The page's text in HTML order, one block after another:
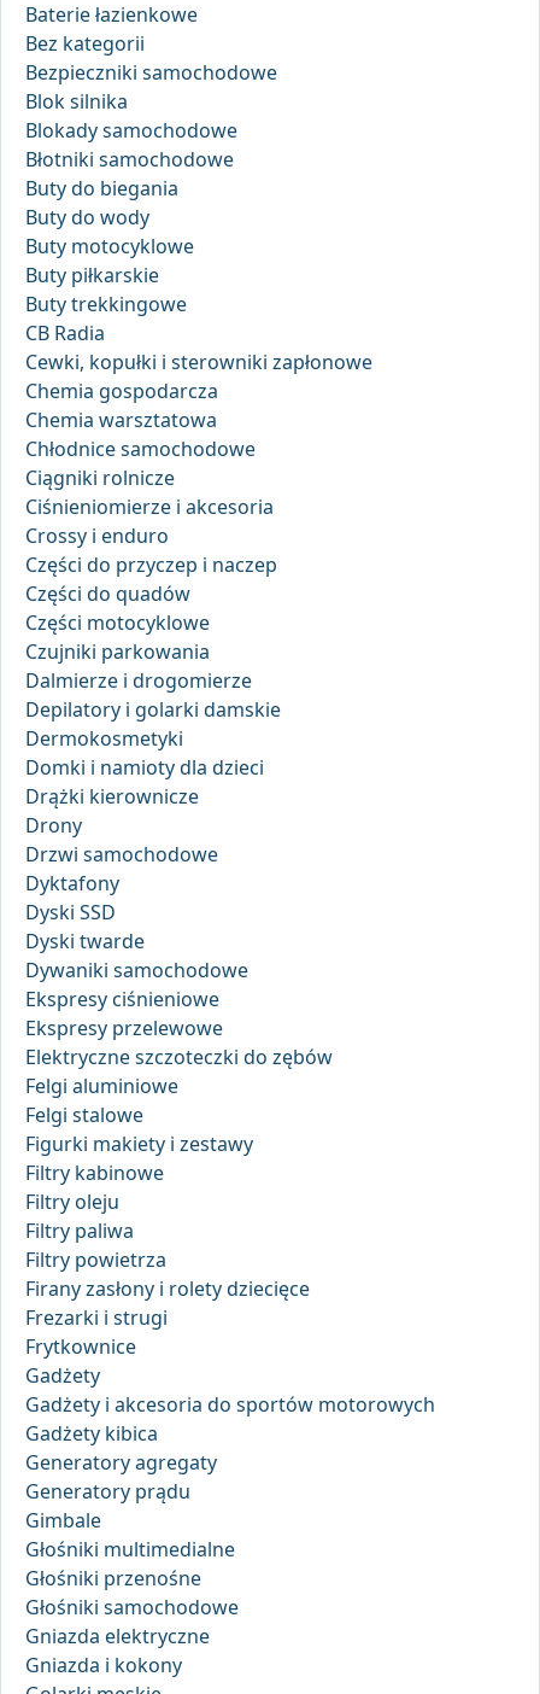
Baterie łazienkowe
Bez kategorii
Bezpieczniki samochodowe
Blok silnika
Blokady samochodowe
Błotniki samochodowe
Buty do biegania
Buty do wody
Buty motocyklowe
Buty piłkarskie
Buty trekkingowe
CB Radia
Cewki, kopułki i sterowniki zapłonowe
Chemia gospodarcza
Chemia warsztatowa
Chłodnice samochodowe
Ciągniki rolnicze
Ciśnieniomierze i akcesoria
Crossy i enduro
Części do przyczep i naczep
Części do quadów
Części motocyklowe
Czujniki parkowania
Dalmierze i drogomierze
Depilatory i golarki damskie
Dermokosmetyki
Domki i namioty dla dzieci
Drążki kierownicze
Drony
Drzwi samochodowe
Dyktafony
Dyski SSD
Dyski twarde
Dywaniki samochodowe
Ekspresy ciśnieniowe
Ekspresy przelewowe
Elektryczne szczoteczki do zębów
Felgi aluminiowe
Felgi stalowe
Figurki makiety i zestawy
Filtry kabinowe
Filtry oleju
Filtry paliwa
Filtry powietrza
Firany zasłony i rolety dziecięce
Frezarki i strugi
Frytkownice
Gadżety
Gadżety i akcesoria do sportów motorowych
Gadżety kibica
Generatory agregaty
Generatory prądu
Gimbale
Głośniki multimedialne
Głośniki przenośne
Głośniki samochodowe
Gniazda elektryczne
Gniazda i kokony